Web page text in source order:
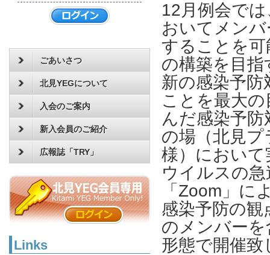
12月例会で
おいてメン
することを
の構築を目
新の感染予防
ことを最大
んだ感染予
の場（北見
様）におい
ウイルスの
「Zoom」に
感染予防の観
のメンバー
形態で開催致
ごあいさつ
北見YEGについて
入会のご案内
新入会員のご紹介
広報誌「TRY」
Links